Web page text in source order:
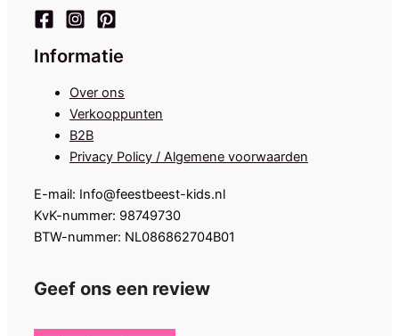
Informatie
Over ons
Verkooppunten
B2B
Privacy Policy / Algemene voorwaarden
E-mail: Info@feestbeest-kids.nl
KvK-nummer: 98749730
BTW-nummer: NL086862704B01
Geef ons een review